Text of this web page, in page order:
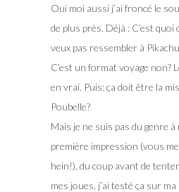
Oui moi aussi j’ai froncé le
de plus près. Déjà : C’est quoi
veux pas ressembler à
C’est un format voyage non?
en vrai. Puis: ça doit être la
Poubelle?
Mais je ne suis pas du genre
première impression (vous
hein!), du coup avant de
mes joues, j’ai testé ça sur